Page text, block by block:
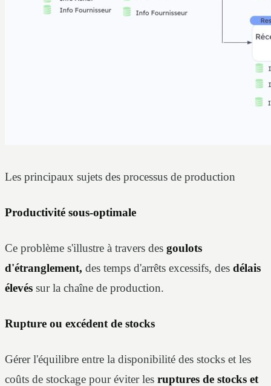
Les principaux sujets des processus de production
Productivité sous-optimale
Ce problème s'illustre à travers des goulots
d'étranglement, des temps d'arrêts excessifs, des délais
élevés sur la chaîne de production.
Rupture ou excédent de stocks
Gérer l'équilibre entre la disponibilité des stocks et les
coûts de stockage pour éviter les ruptures de stocks et